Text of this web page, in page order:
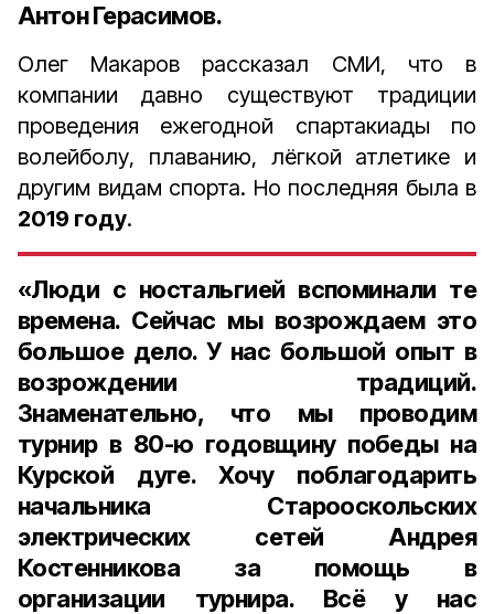
Антон Герасимов.
Олег Макаров рассказал СМИ, что в
компании давно существуют традиции
проведения ежегодной спартакиады по
волейболу, плаванию, лёгкой атлетике и
другим видам спорта. Но последняя была в
2019 году.
«Люди с ностальгией вспоминали те
времена. Сейчас мы возрождаем это
большое дело. У нас большой опыт в
возрождении традиций.
Знаменательно, что мы проводим
турнир в 80-ю годовщину победы на
Курской дуге. Хочу поблагодарить
начальника Старооскольских
электрических сетей Андрея
Костенникова за помощь в
организации турнира. Всё у нас